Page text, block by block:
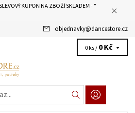
KUPON NA ZBOŽÍ SKLADEM - "
objednavky@dancestore.cz
0 ks / 0 Kč